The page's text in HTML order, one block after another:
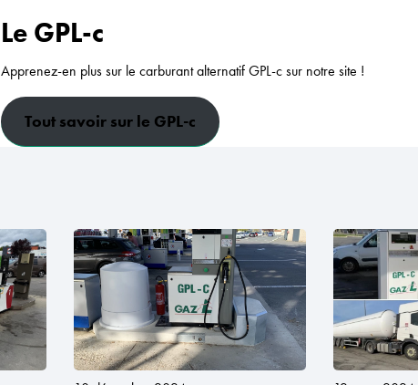
Le GPL-c
Apprenez-en plus sur le carburant alternatif GPL-c sur notre site !
Tout savoir sur le GPL-c